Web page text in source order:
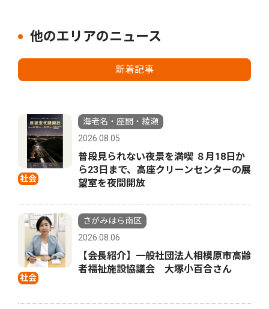
他のエリアのニュース
新着記事
社会
海老名・座間・綾瀬
2026.08.05
普段見られない夜景を満喫 ８月18日か
ら23日まで、高座クリーンセンターの展
望室を夜間開放
社会
さがみはら南区
2026.08.06
【会長紹介】一般社団法人相模原市高齢
者福祉施設協議会 大塚小百合さん